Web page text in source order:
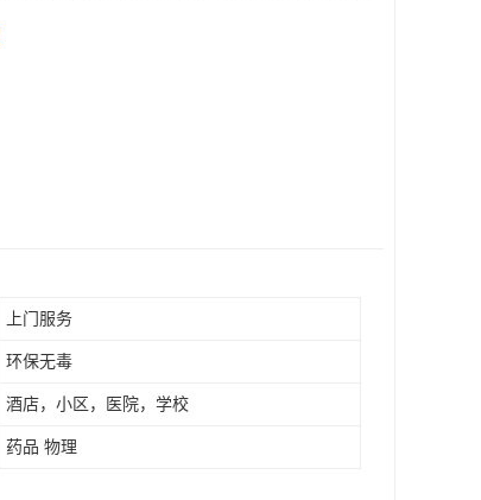
上门服务
环保无毒
酒店，小区，医院，学校
药品 物理